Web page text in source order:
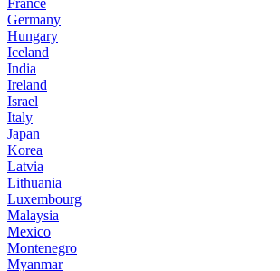
Germany
Hungary
Iceland
India
Ireland
Israel
Italy
Japan
Korea
Latvia
Lithuania
Luxembourg
Malaysia
Mexico
Montenegro
Myanmar